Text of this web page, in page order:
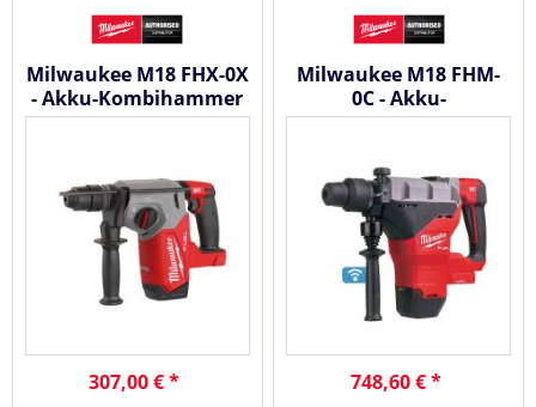
Milwaukee M18 FHX-0X
- Akku-Kombihammer
18 V #4933478888
307,00 € *
Milwaukee M18 FHM-
0C - Akku-
Kombihammer 18 V
748,60 € *